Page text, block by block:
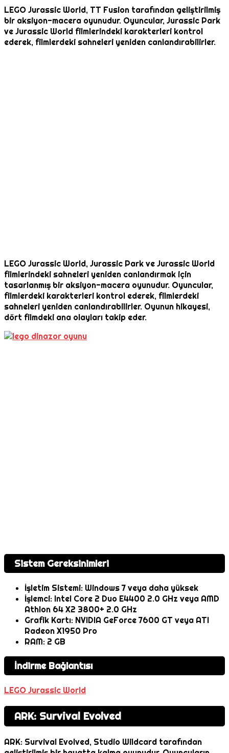
LEGO Jurassic World, TT Fusion tarafından geliştirilmiş
bir aksiyon-macera oyunudur. Oyuncular, Jurassic Park
ve Jurassic World filmlerindeki karakterleri kontrol
ederek, filmlerdeki sahneleri yeniden canlandırabilirler.
LEGO Jurassic World, Jurassic Park ve Jurassic World
filmlerindeki sahneleri yeniden canlandırmak için
tasarlanmış bir aksiyon-macera oyunudur. Oyuncular,
filmlerdeki karakterleri kontrol ederek, filmlerdeki
sahneleri yeniden canlandırabilirler. Oyunun hikayesi,
dört filmdeki ana olayları takip eder.
Sistem Gereksinimleri
İşletim Sistemi: Windows 7 veya daha yüksek
İşlemci: Intel Core 2 Duo E4400 2.0 GHz veya AMD
Athlon 64 X2 3800+ 2.0 GHz
Grafik Kartı: NVIDIA GeForce 7600 GT veya ATI
Radeon X1950 Pro
RAM: 2 GB
İndirme Bağlantısı
LEGO Jurassic World
ARK: Survival Evolved
ARK: Survival Evolved, Studio Wildcard tarafından